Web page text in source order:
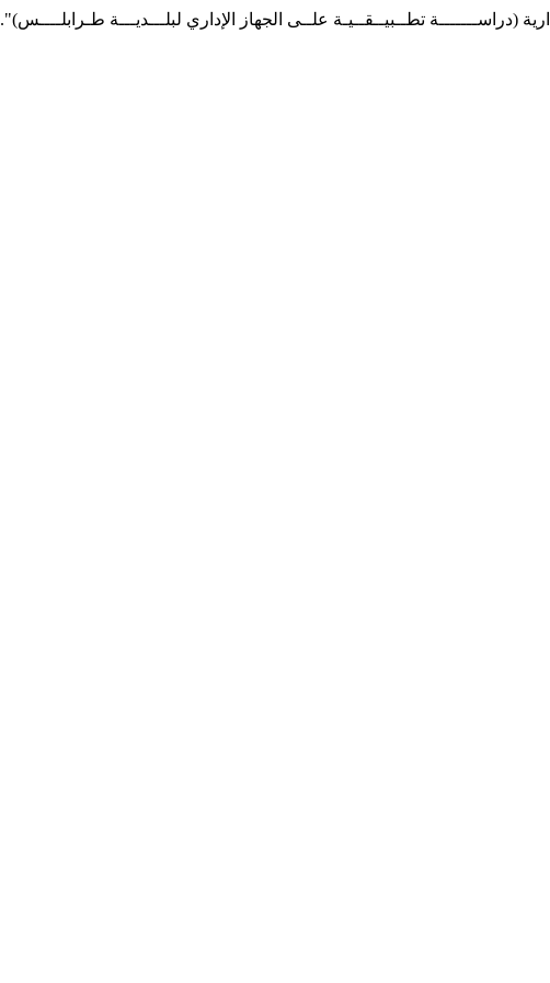
(دراســـــــة تطــبيــقــيـة علــى الجهاز الإداري لبلـــديـــة طـرابلــــس)".